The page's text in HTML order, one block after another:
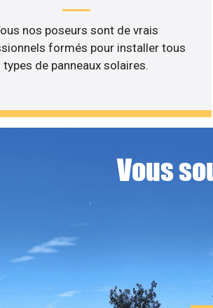
nos poseurs sont de vrais
formés pour installer tous
types de panneaux solaires.
Vous